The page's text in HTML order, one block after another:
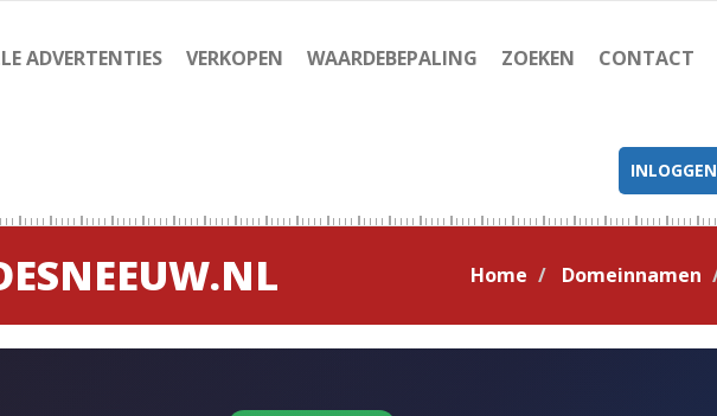
ADVERTENTIES VERKOPEN WAARDEBEPALING ZOEKEN CONTACT
INLOGGEN
Home Domeinnamen